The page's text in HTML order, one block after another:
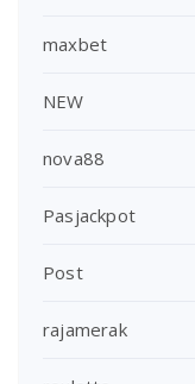
maxbet
NEW
nova88
Pasjackpot
Post
rajamerak